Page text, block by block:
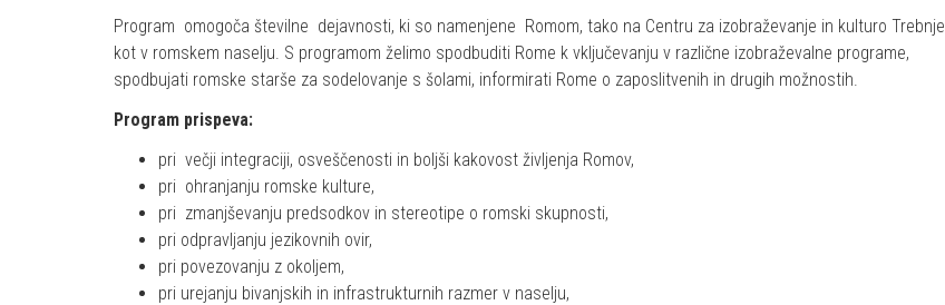
Program omogoča številne dejavnosti, ki so namenjene Romom, tako na Centru za izobraževanje in kulturo Trebnje
kot v romskem naselju. S programom želimo spodbuditi Rome k vključevanju v različne izobraževalne programe,
spodbujati romske starše za sodelovanje s šolami, informirati Rome o zaposlitvenih in drugih možnostih.
Program prispeva:
pri večji integraciji, osveščenosti in boljši kakovost življenja Romov,
pri ohranjanju romske kulture,
pri zmanjševanju predsodkov in stereotipe o romski skupnosti,
pri odpravljanju jezikovnih ovir,
pri povezovanju z okoljem,
pri urejanju bivanjskih in infrastrukturnih razmer v naselju,